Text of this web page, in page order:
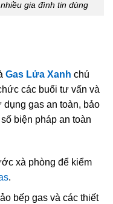
gia đình tin dùng
Gas Lửa Xanh chú
các buổi tư vấn và
gas an toàn, bảo
biện pháp an toàn
xà phòng để kiểm
.
bếp gas và các thiết